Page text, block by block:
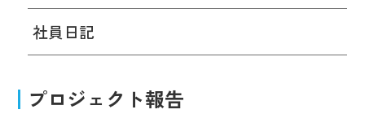
社員日記
プロジェクト報告